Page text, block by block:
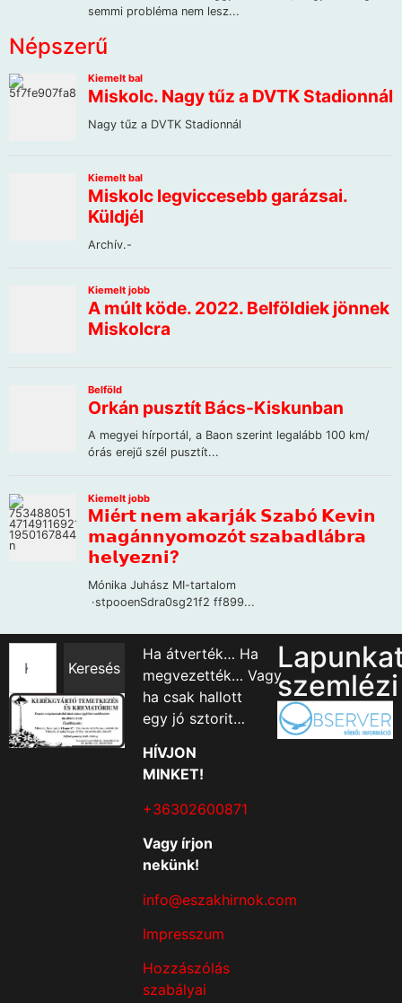
Népszerű
Keresés
Ha átverték… Ha
megvezették… Vagy
ha csak hallott
egy jó sztorit…
HÍVJON
MINKET!
+36302600871
Vagy írjon
nekünk!
info@eszakhirnok.com
Impresszum
Hozzászólás
szabályai
szemlézi